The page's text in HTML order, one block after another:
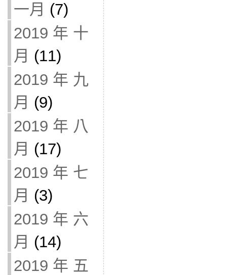
一月 (7)
2019 年 十
月 (11)
2019 年 九
月 (9)
2019 年 八
月 (17)
2019 年 七
月 (3)
2019 年 六
月 (14)
2019 年 五